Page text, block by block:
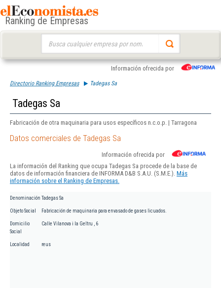
Ranking de Empresas
Información ofrecida por
Directorio Ranking Empresas Tadegas Sa
Tadegas Sa
Fabricación de otra maquinaria para usos específicos n.c.o.p. | Tarragona
Datos comerciales de Tadegas Sa
Información ofrecida por
La información del Ranking que ocupa Tadegas Sa procede de la base de
datos de información financiera de INFORMA D&B S.A.U. (S.M.E.). Más
información sobre el Ranking de Empresas.
Denominación Tadegas Sa
Objeto Social Fabricación de maquinaria para envasado de gases licuados.
Domicilio
Social
Calle Vilanova i la Geltru , 6
Localidad reus